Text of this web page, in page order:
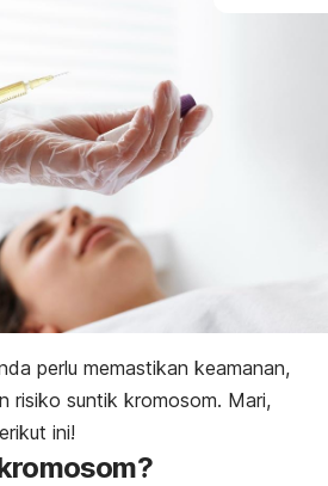
perlu memastikan keamanan,
risiko suntik kromosom. Mari,
ini!